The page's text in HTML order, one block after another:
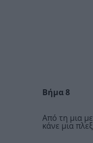
Βήμα 8
Από τη μια
κάνε μια